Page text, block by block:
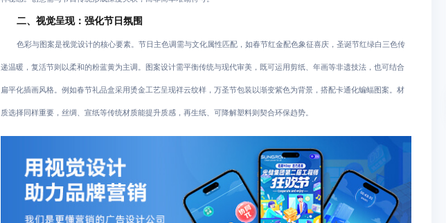
二、视觉呈现：强化节日氛围
色彩与图案是视觉设计的核心要素。节日主色调需与文化属性匹配，如春节红金配色象征喜庆，圣诞节红绿白三色传
递温暖，复活节则以柔和的粉蓝黄为主调。图案设计需平衡传统与现代审美，既可运用剪纸、年画等非遗技法，也可结合
扁平化插画风格。例如春节礼品盒采用烫金工艺呈现祥云纹样，万圣节包装以渐变紫色为背景，搭配卡通化蝙蝠图案。材
质选择同样重要，丝绸、宣纸等传统材质能提升质感，再生纸、可降解塑料则契合环保趋势。